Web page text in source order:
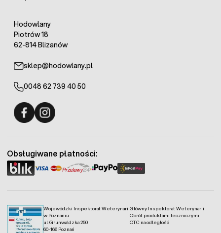
Hodowlany
Piotrów 18
62-814 Blizanów
sklep@hodowlany.pl
0048 62 739 40 50
Wojewódzki Inspektorat Weterynarii
w Poznaniu
ul. Grunwaldzka 250
60-166 Poznań
Główny Inspektorat Weterynarii
Obrót produktami leczniczymi
OTC na odległość
Obsługiwane płatności: